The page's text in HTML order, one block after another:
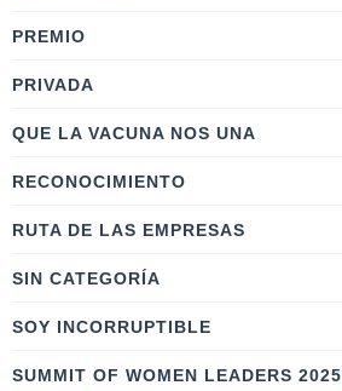
PREMIO
PRIVADA
QUE LA VACUNA NOS UNA
RECONOCIMIENTO
RUTA DE LAS EMPRESAS
SIN CATEGORÍA
SOY INCORRUPTIBLE
SUMMIT OF WOMEN LEADERS 2025